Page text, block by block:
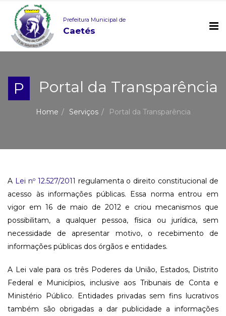
Prefeitura Municipal de
Caetés
P Portal da Transparência
Home Serviços Portal da Transparência
A Lei nº 12.527/2011 regulamenta o direito constitucional de
acesso às informações públicas. Essa norma entrou em
vigor em 16 de maio de 2012 e criou mecanismos que
possibilitam, a qualquer pessoa, física ou jurídica, sem
necessidade de apresentar motivo, o recebimento de
informações públicas dos órgãos e entidades.
A Lei vale para os três Poderes da União, Estados, Distrito
Federal e Municípios, inclusive aos Tribunais de Conta e
Ministério Público. Entidades privadas sem fins lucrativos
também são obrigadas a dar publicidade a informações